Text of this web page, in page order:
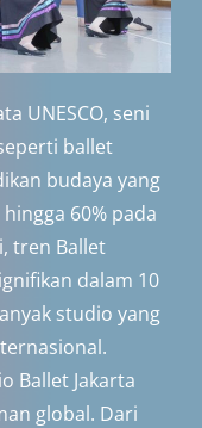
UNESCO, seni
ballet
budaya yang
60% pada
tren Ballet
dalam 10
studio yang
Ballet Jakarta
global. Dari